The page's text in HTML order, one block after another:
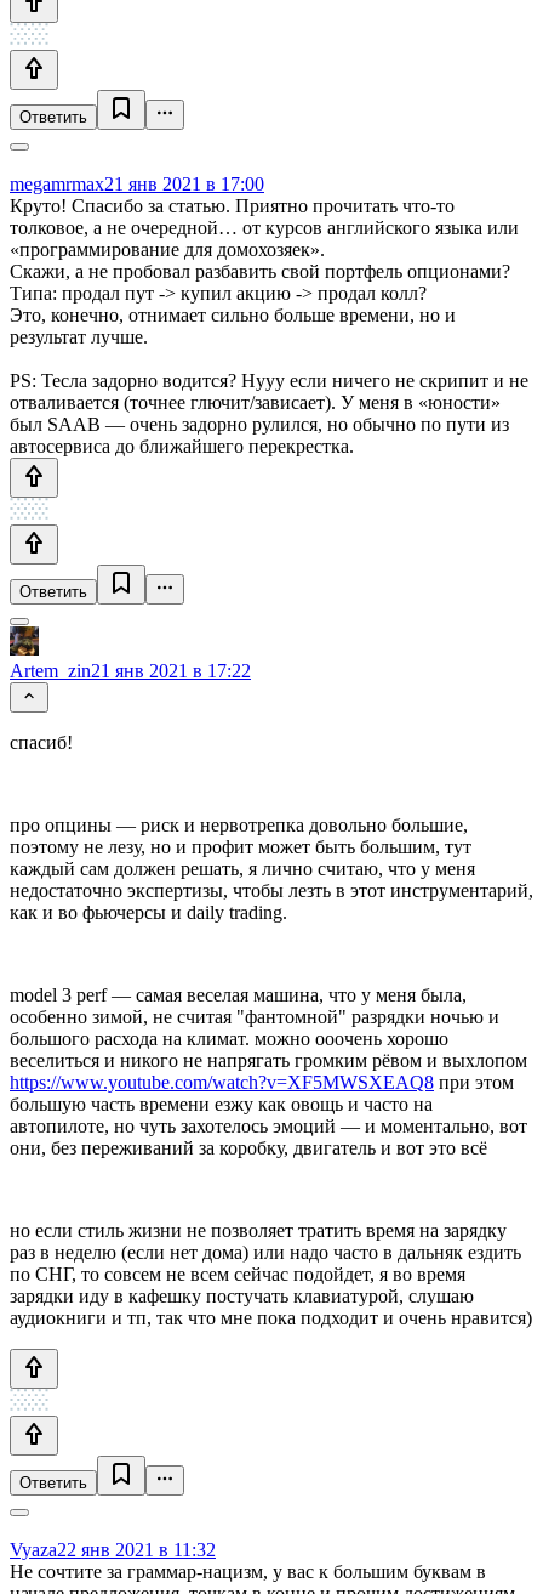
Ответить
megamrmax21 янв 2021 в 17:00
Круто! Спасибо за статью. Приятно прочитать что-то
толковое, а не очередной… от курсов английского языка или
«программирование для домохозяек».
Скажи, а не пробовал разбавить свой портфель опционами?
Типа: продал пут -> купил акцию -> продал колл?
Это, конечно, отнимает сильно больше времени, но и
результат лучше.
PS: Тесла задорно водится? Нууу если ничего не скрипит и не
отваливается (точнее глючит/зависает). У меня в «юности»
был SAAB — очень задорно рулился, но обычно по пути из
автосервиса до ближайшего перекрестка.
Ответить
Artem_zin21 янв 2021 в 17:22
спасиб!
про опцины — риск и нервотрепка довольно большие,
поэтому не лезу, но и профит может быть большим, тут
каждый сам должен решать, я лично считаю, что у меня
недостаточно экспертизы, чтобы лезть в этот инструментарий,
как и во фьючерсы и daily trading.
model 3 perf — самая веселая машина, что у меня была,
особенно зимой, не считая "фантомной" разрядки ночью и
большого расхода на климат. можно ооочень хорошо
веселиться и никого не напрягать громким рёвом и выхлопом
https://www.youtube.com/watch?v=XF5MWSXEAQ8 при этом
большую часть времени езжу как овощь и часто на
автопилоте, но чуть захотелось эмоций — и моментально, вот
они, без переживаний за коробку, двигатель и вот это всё
но если стиль жизни не позволяет тратить время на зарядку
раз в неделю (если нет дома) или надо часто в дальняк ездить
по СНГ, то совсем не всем сейчас подойдет, я во время
зарядки иду в кафешку постучать клавиатурой, слушаю
аудиокниги и тп, так что мне пока подходит и очень нравится)
Ответить
Vyaza22 янв 2021 в 11:32
Не сочтите за граммар-нацизм, у вас к большим буквам в